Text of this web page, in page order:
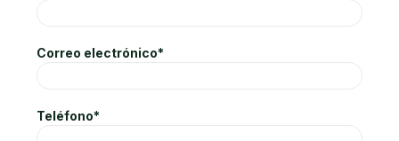
Correo electrónico*
Teléfono*